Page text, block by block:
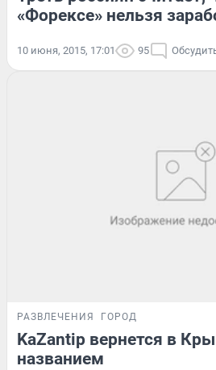
«Форексе» нельзя
10 июня, 2015, 17:01 95
РАЗВЛЕЧЕНИЯ ГОРОД
KaZantip вернется в
названием